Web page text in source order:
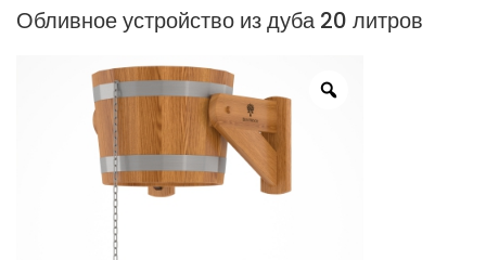
Обливное устройство из дуба 20 литров